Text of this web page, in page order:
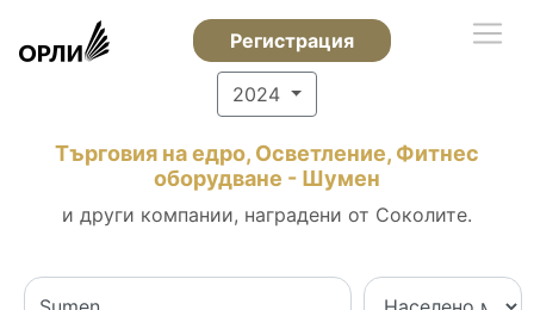
Регистрация
2024
Търговия на едро, Осветление, Фитнес
оборудване - Шумен
и други компании, наградени от Соколите.